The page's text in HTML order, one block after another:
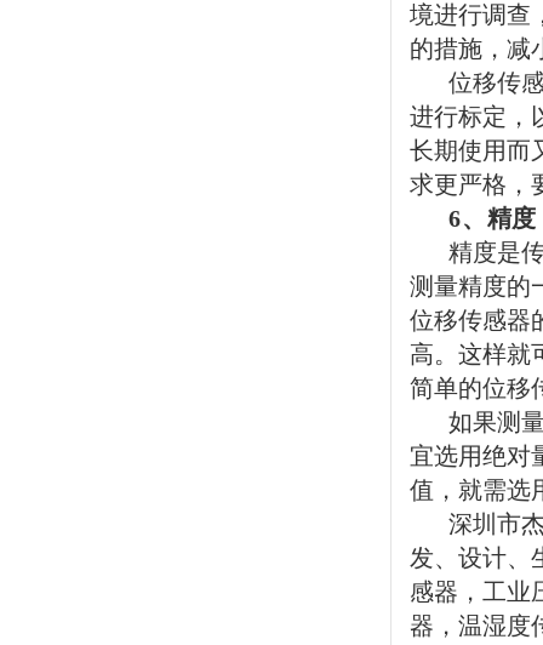
境进行调查
的措施，减
位移传
进行标定，
长期使用而
求更严格，
6、精度
精度是
测量精度的
位移传感器
高。这样就
简单的位移
如果测
宜选用绝对
值，就需选
深圳市
发、设计、
感器，工业
器，温湿度